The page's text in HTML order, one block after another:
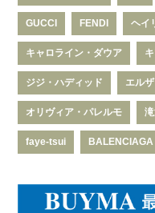
GUCCI FENDI ヘイ
キャロライン・ダウア
ジジ・ハディッド エル
オリヴィア・パレルモ
faye-tsui BALENCIAGA